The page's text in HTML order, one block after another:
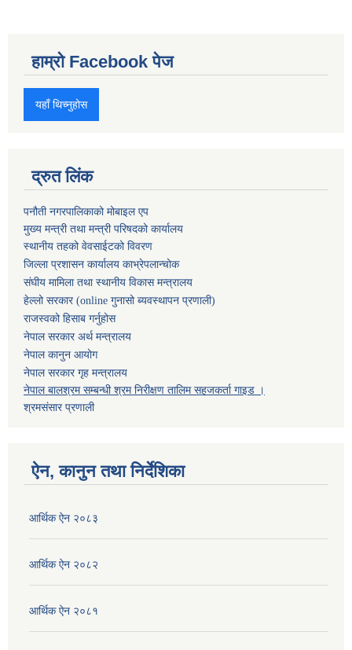
हाम्रो Facebook पेज
यहाँ थिच्नुहोस
द्रुत लिंक
पनौती नगरपालिकाको मोबाइल एप
मुख्य मन्त्री तथा मन्त्री परिषदको कार्यालय
स्थानीय तहको वेवसाईटको विवरण
जिल्ला प्रशासन कार्यालय काभ्रेपलान्चोक
संघीय मामिला तथा स्थानीय विकास मन्त्रालय
हेल्लो सरकार (online गुनासो ब्यवस्थापन प्रणाली)
राजस्वको हिसाब गर्नुहोस
नेपाल सरकार अर्थ मन्त्रालय
नेपाल कानुन आयोग
नेपाल सरकार गृह मन्त्रालय
नेपाल बालश्रम सम्बन्धी श्रम निरीक्षण तालिम सहजकर्ता गाइड ।
श्रमसंसार प्रणाली
ऐन, कानुन तथा निर्देशिका
आर्थिक ऐन २०८३
आर्थिक ऐन २०८२
आर्थिक ऐन २०८१